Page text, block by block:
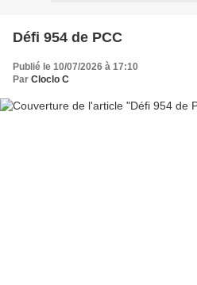
Défi 954 de PCC
Publié le 10/07/2026 à 17:10
Par Cloclo C